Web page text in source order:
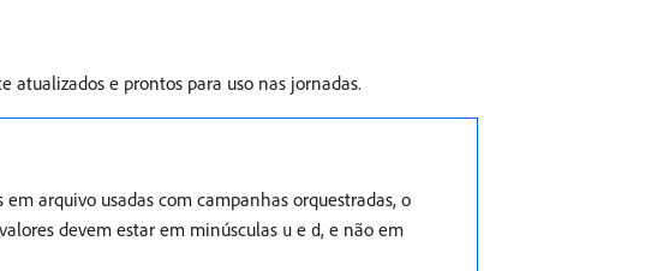
atualizados e prontos para uso nas jornadas.
arquivo usadas com campanhas orquestradas, o
devem estar em minúsculas u e d, e não em